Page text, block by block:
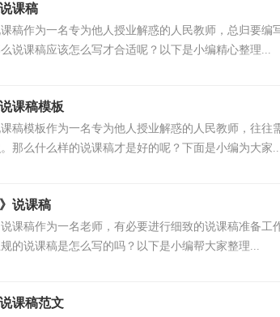
课稿
稿作为一名专为他人授业解惑的人民教师，总归要
说课稿应该怎么写才合适呢？以下是小编精心整理...
课稿模板
课稿模板作为一名专为他人授业解惑的人民教师，往
那么什么样的说课稿才是好的呢？下面是小编为大家...
说课稿
说课稿作为一名老师，有必要进行细致的说课稿准备工
的说课稿是怎么写的吗？以下是小编帮大家整理...
课稿范文